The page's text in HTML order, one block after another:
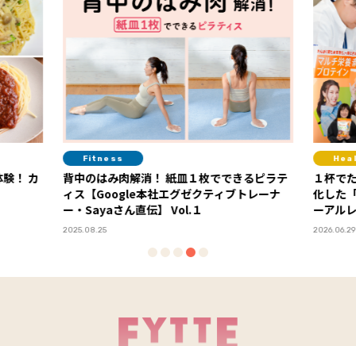
きるピラテ
Healthcare
１杯でたんぱく質も栄養素も！ 読者の声で進
化した「ディアナチュラアクティブ」リニュ
ーアルレポート
2026.06.29
血
い